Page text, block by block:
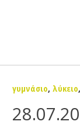
γυμνάσιο, λύκειο